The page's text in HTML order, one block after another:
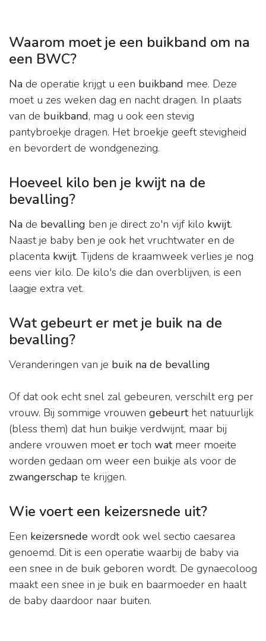
Waarom moet je een buikband om na
een BWC?
Na de operatie krijgt u een buikband mee. Deze
moet u zes weken dag en nacht dragen. In plaats
van de buikband, mag u ook een stevig
pantybroekje dragen. Het broekje geeft stevigheid
en bevordert de wondgenezing.
Hoeveel kilo ben je kwijt na de
bevalling?
Na de bevalling ben je direct zo'n vijf kilo kwijt.
Naast je baby ben je ook het vruchtwater en de
placenta kwijt. Tijdens de kraamweek verlies je nog
eens vier kilo. De kilo's die dan overblijven, is een
laagje extra vet.
Wat gebeurt er met je buik na de
bevalling?
Veranderingen van je buik na de bevalling
Of dat ook echt snel zal gebeuren, verschilt erg per
vrouw. Bij sommige vrouwen gebeurthet natuurlijk
(bless them) dat hun buikje verdwijnt, maar bij
andere vrouwen moeter toch watmeer moeite
worden gedaan om weer een buikje als voor de
zwangerschap te krijgen.
Wie voert een keizersnede uit?
Een keizersnede wordt ook wel sectio caesarea
genoemd. Dit is een operatie waarbij de baby via
een snee in de buik geboren wordt. De gynaecoloog
maakt een snee in je buik en baarmoeder en haalt
de baby daardoor naar buiten.